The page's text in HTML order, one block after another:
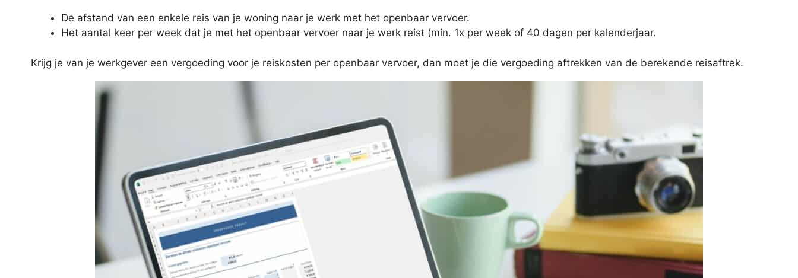
De afstand van een enkele reis van je woning naar je werk met het openbaar vervoer.
Het aantal keer per week dat je met het openbaar vervoer naar je werk reist (min. 1x per week of 40 dagen per kalenderjaar.
Krijg je van je werkgever een vergoeding voor je reiskosten per openbaar vervoer, dan moet je die vergoeding aftrekken van de berekende reisaftrek.